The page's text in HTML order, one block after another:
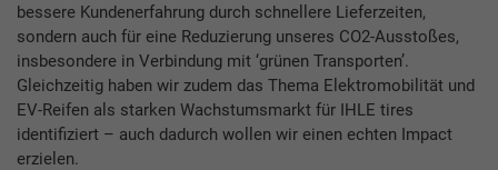
bessere Kundenerfahrung durch schnellere Lieferzeiten,
sondern auch für eine Reduzierung unseres CO2-Ausstoßes,
insbesondere in Verbindung mit ‘grünen Transporten’.
Gleichzeitig haben wir zudem das Thema Elektromobilität und
EV-Reifen als starken Wachstumsmarkt für IHLE tires
identifiziert – auch dadurch wollen wir einen echten Impact
erzielen.